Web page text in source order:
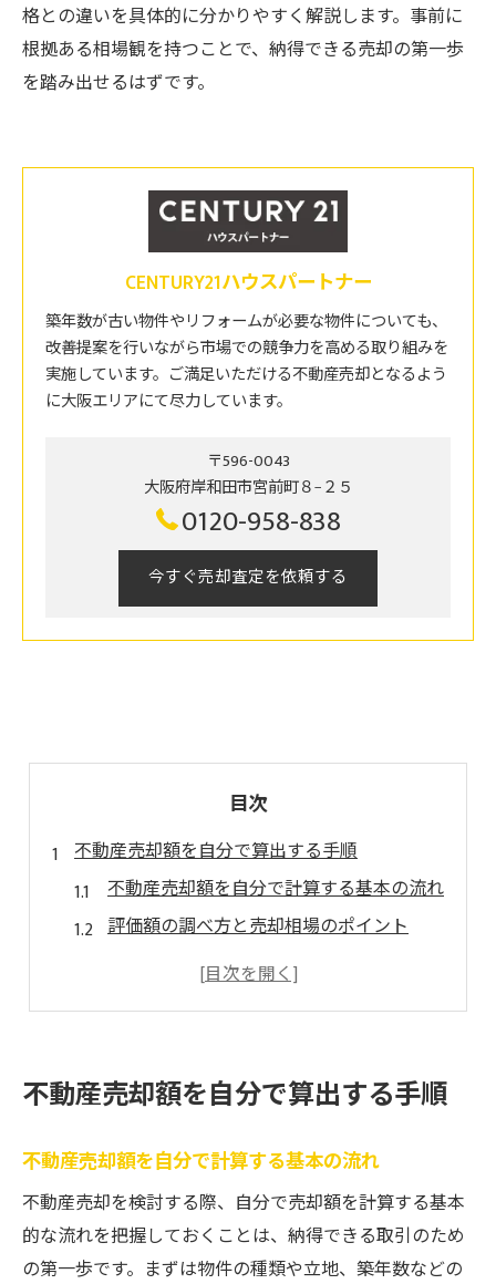
格との違いを具体的に分かりやすく解説します。事前に
根拠ある相場観を持つことで、納得できる売却の第一歩
を踏み出せるはずです。
CENTURY21ハウスパートナー
築年数が古い物件やリフォームが必要な物件についても、
改善提案を行いながら市場での競争力を高める取り組みを
実施しています。ご満足いただける不動産売却となるよう
に大阪エリアにて尽力しています。
〒596-0043
大阪府岸和田市宮前町８−２５
0120-958-838
今すぐ売却査定を依頼する
目次
不動産売却額を自分で算出する手順
不動産売却額を自分で計算する基本の流れ
評価額の調べ方と売却相場のポイント
固定資産税評価額から売却相場を推測
固定資産税評価額と売却相場の違いとは
不動産売却で知る評価額と相場の関係性
固定資産税評価額と売買価格の差を解説
不動産売却時に注意する評価額の見方
売却相場と評価額の倍率の基礎知識
評価証明書から見る価格の違いと理由
不動産売却額を自分で算出する手順
不動産売却額を自分で計算する基本の流れ
不動産売却を検討する際、自分で売却額を計算する基本
的な流れを把握しておくことは、納得できる取引のため
の第一歩です。まずは物件の種類や立地、築年数などの